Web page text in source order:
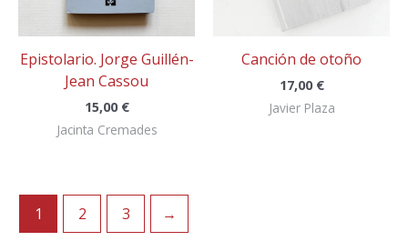
Epistolario. Jorge Guillén-
Jean Cassou
15,00 €
Jacinta Cremades
Canción de otoño
17,00 €
Javier Plaza
1 2 3 →